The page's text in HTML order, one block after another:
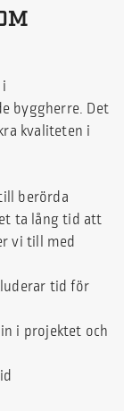
byggherre. Det
kvaliteten i
berörda
ta lång tid att
vi till med
tid för
i projektet och